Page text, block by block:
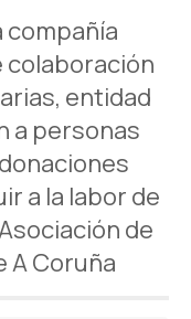
compañía
colaboración
entidad
a personas
a la labor de
de
A Coruña